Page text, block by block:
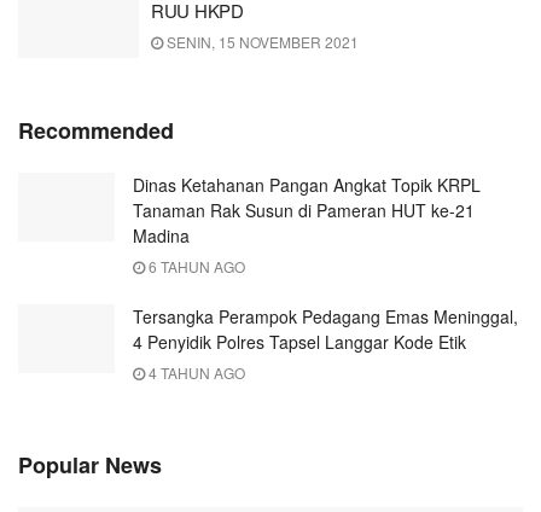
RUU HKPD
SENIN, 15 NOVEMBER 2021
Recommended
Dinas Ketahanan Pangan Angkat Topik KRPL
Tanaman Rak Susun di Pameran HUT ke-21
Madina
6 TAHUN AGO
Tersangka Perampok Pedagang Emas Meninggal,
4 Penyidik Polres Tapsel Langgar Kode Etik
4 TAHUN AGO
Popular News